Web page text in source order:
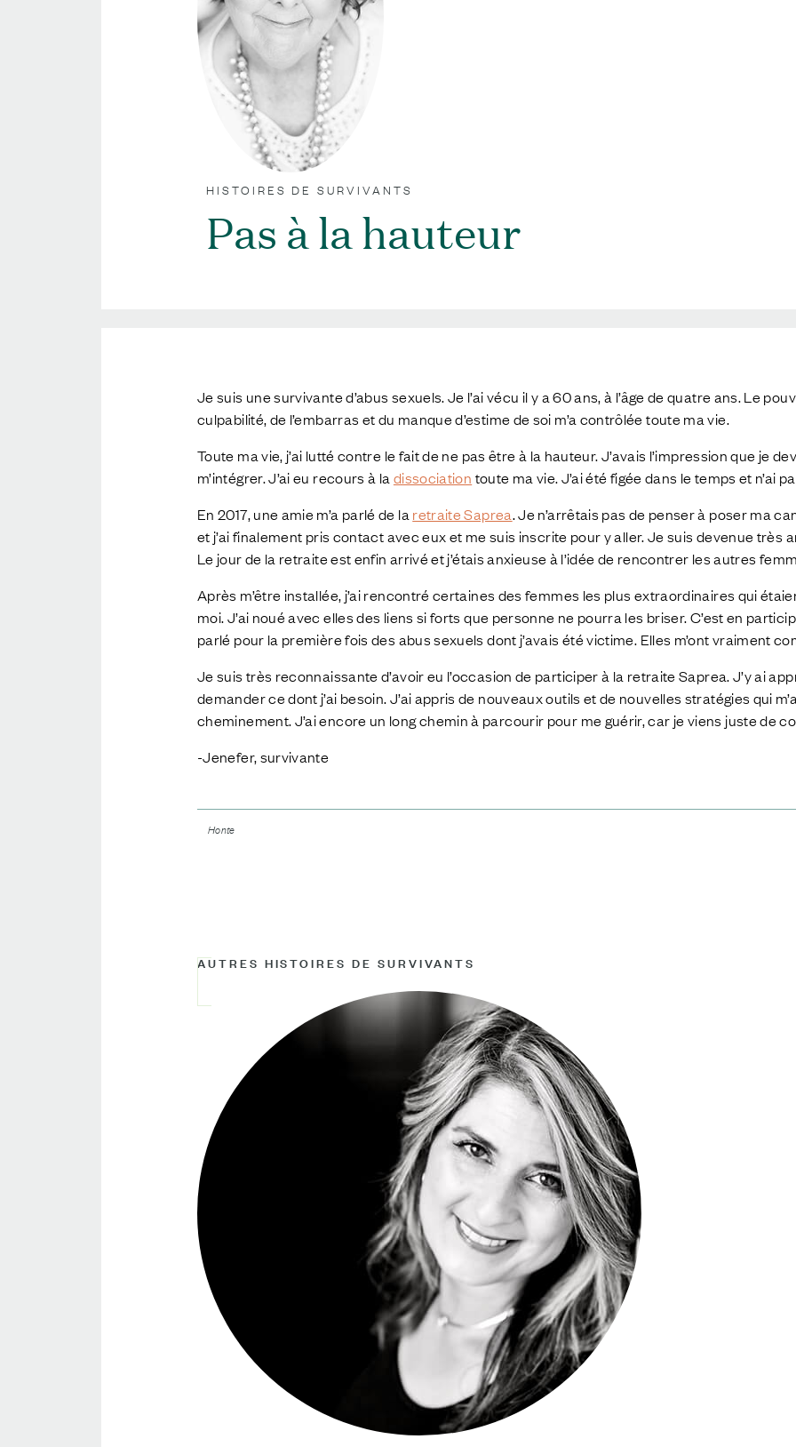
HISTOIRES DE SURVIVANTS
Pas à la hauteur
Je suis une survivante d’abus sexuels. Je l’ai vécu il y a 60 ans, à l’âge de quatre ans. Le
culpabilité, de l’embarras et du manque d’estime de soi m’a contrôlée toute ma vie.
Toute ma vie, j’ai lutté contre le fait de ne pas être à la hauteur. J’avais l’impression que je
m’intégrer. J’ai eu recours à la dissociation toute ma vie. J’ai été figée dans le temps et n’ai
En 2017, une amie m’a parlé de la retraite Saprea. Je n’arrêtais pas de penser à poser ma
et j’ai finalement pris contact avec eux et me suis inscrite pour y aller. Je suis devenue très
Le jour de la retraite est enfin arrivé et j’étais anxieuse à l’idée de rencontrer les autres
Après m’être installée, j’ai rencontré certaines des femmes les plus extraordinaires qui
moi. J’ai noué avec elles des liens si forts que personne ne pourra les briser. C’est en
parlé pour la première fois des abus sexuels dont j’avais été victime. Elles m’ont vraiment
Je suis très reconnaissante d’avoir eu l’occasion de participer à la retraite Saprea. J’y ai
demander ce dont j’ai besoin. J’ai appris de nouveaux outils et de nouvelles stratégies qui
cheminement. J’ai encore un long chemin à parcourir pour me guérir, car je viens juste de
-Jenefer, survivante
Honte
AUTRES HISTOIRES DE SURVIVANTS